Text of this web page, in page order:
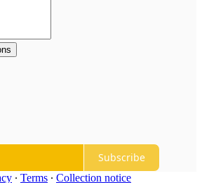
Subscribe
∙ Terms ∙ Collection notice